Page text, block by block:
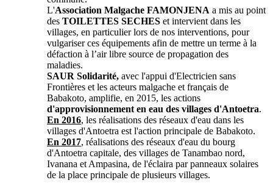
L'Association Malgache FAMONJENA a mis au point
des TOILETTES SECHES et intervient dans les
villages, en particulier lors de nos interventions, pour
vulgariser ces équipements afin de mettre un terme à la
défaction à l’air libre source de propagation des
maladies.
SAUR Solidarité, avec l'appui d'Electricien sans
Frontières et les acteurs malgache et français de
Babakoto, amplifie, en 2015, les actions
d'approvisionnement en eau des villages d'Antoetra.
En 2016, les réalisations des réseaux d'eau dans les
villages d'Antoetra est l'action principale de Babakoto.
En 2017, réalisations des réseaux d'eau du bourg
d'Antoetra capitale, des villages de Tanambao nord,
Ivanana et Ampasina, de l'éclaira par panneaux solaires
de la place principale de plusieurs villages.